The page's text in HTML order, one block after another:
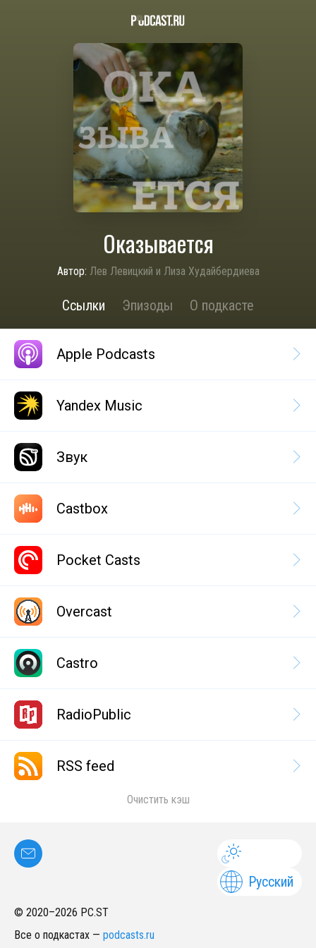
Оказывается
Автор: Лев Левицкий и Лиза Худайбердиева
Ссылки Эпизоды О подкасте
Apple Podcasts
Yandex Music
Звук
Castbox
Pocket Casts
Overcast
Castro
RadioPublic
RSS feed
Очистить кэш
Русский
© 2020–2026 PC.ST
Все о подкастах — podcasts.ru